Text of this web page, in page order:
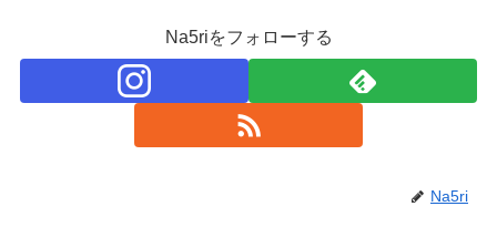
Na5riをフォローする
Na5ri